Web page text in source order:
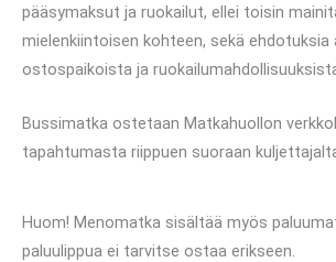
pääsymaksut ja ruokailut, ellei toisin
mielenkiintoisen kohteen, sekä
ostospaikoista ja
Bussimatka ostetaan Matkahuollon
tapahtumasta riippuen suoraan
Huom! Menomatka sisältää myös
paluulippua ei tarvitse ostaa erikseen.